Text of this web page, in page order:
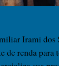
Irami dos
de renda